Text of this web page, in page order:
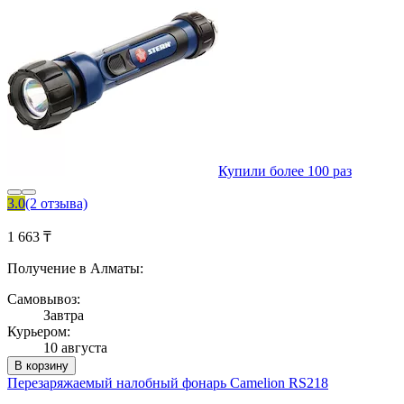
Купили более 100 раз
3.0(2 отзыва)
1 663 ₸
Получение в Алматы:
Самовывоз:
Завтра
Курьером:
10 августа
В корзину
Перезаряжаемый налобный фонарь Camelion RS218